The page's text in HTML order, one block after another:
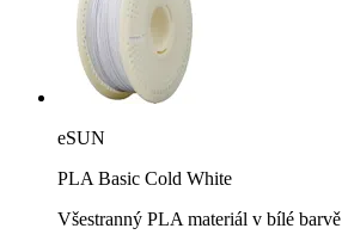
eSUN
PLA Basic Cold White
Všestranný PLA materiál v bílé barvě